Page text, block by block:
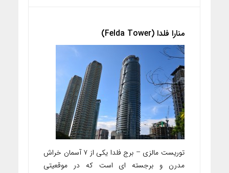
منارا فلدا (Felda Tower)
توریست مالزی – برج فلدا یکی از ۷ آسمان خراش
مدرن و برجسته ای است که در موقعیتی